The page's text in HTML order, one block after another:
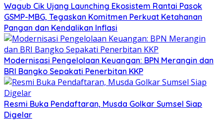
Wagub Cik Ujang Launching Ekosistem Rantai Pasok
GSMP-MBG, Tegaskan Komitmen Perkuat Ketahanan
Pangan dan Kendalikan Inflasi
Modernisasi Pengelolaan Keuangan: BPN Merangin dan
BRI Bangko Sepakati Penerbitan KKP
Resmi Buka Pendaftaran, Musda Golkar Sumsel Siap
Digelar